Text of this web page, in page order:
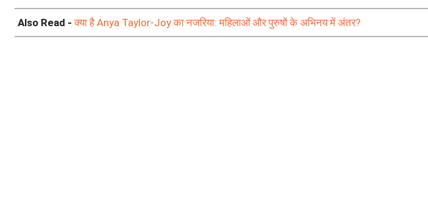
Also Read -क्या है Anya Taylor-Joy का नजरिया: महिलाओं और पुरुषों के अभिनय में अंतर?